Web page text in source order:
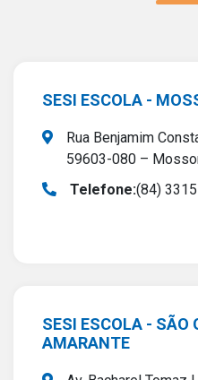
SESI ESCOLA -
Rua Benjamim
59603-080 –
Telefone:(84)
SESI ESCOLA - SÃO
AMARANTE